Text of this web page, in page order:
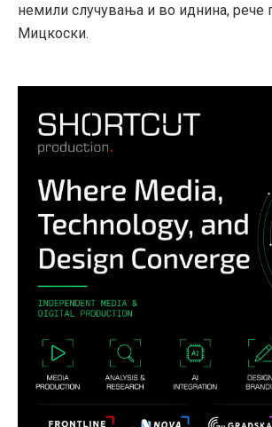
немили случувања и во иднина, рече
Мицкоски.